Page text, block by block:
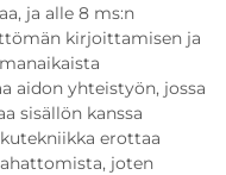
ja alle 8 ms:n
kirjoittamisen ja
aidon yhteistyön, jossa
sisällön kanssa
erottaa
joten